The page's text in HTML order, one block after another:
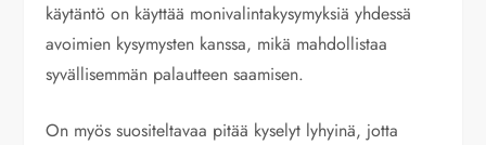
käytäntö on käyttää monivalintakysymyksiä yhdessä
avoimien kysymysten kanssa, mikä mahdollistaa
syvällisemmän palautteen saamisen.
On myös suositeltavaa pitää kyselyt lyhyinä, jotta